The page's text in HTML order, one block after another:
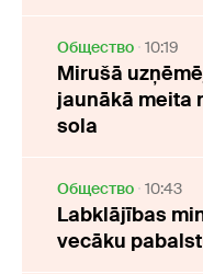
Oбщество 10:19
Mirušā
jaunākā meita
sola
Oбщество 10:43
Labklājības
vecāku